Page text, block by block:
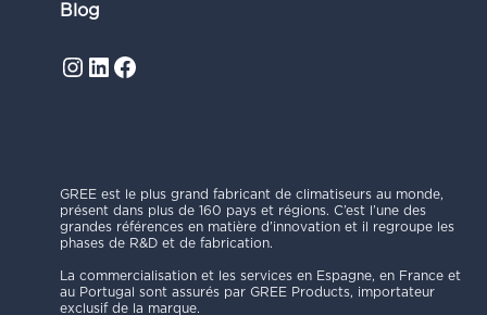
Blog
Instagram
LinkedIn
Facebook
GREE est le plus grand fabricant de climatiseurs au monde,
présent dans plus de 160 pays et régions. C’est l’une des
grandes références en matière d’innovation et il regroupe les
phases de R&D et de fabrication.
La commercialisation et les services en Espagne, en France et
au Portugal sont assurés par GREE Products, importateur
exclusif de la marque.